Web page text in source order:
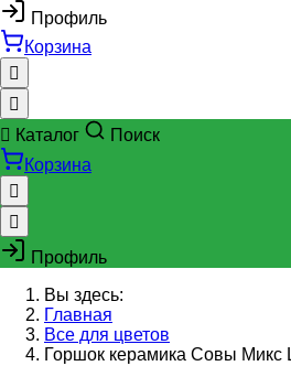
Профиль
Корзина
Каталог
Поиск
Корзина
Профиль
Вы здесь:
Главная
Все для цветов
Горшок керамика Совы Микс